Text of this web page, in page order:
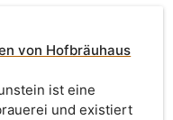
von Hofbräuhaus
ist eine
und existiert